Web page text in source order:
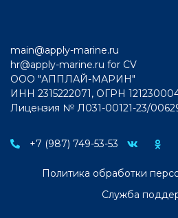
main@apply-marine.ru
hr@apply-marine.ru for CV
ООО "АППЛАЙ-МАРИН"
ИНН 2315222071, ОГРН
Лицензия № Л031-00121-23/
+7 (987) 749-53-53
Политика обработки
Служба